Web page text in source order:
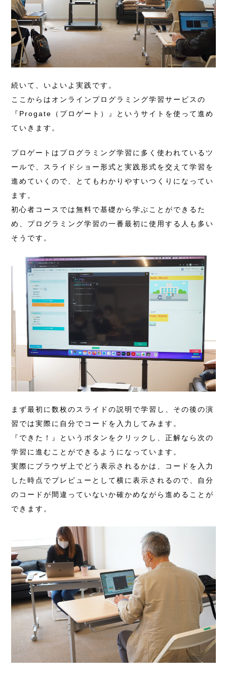
続いて、いよいよ実践です。
ここからはオンラインプログラミング学習サービスの
『Progate（プロゲート）』というサイトを使って進め
ていきます。
プロゲートはプログラミング学習に多く使われているツ
ールで、スライドショー形式と実践形式を交えて学習を
進めていくので、とてもわかりやすいつくりになってい
ます。
初心者コースでは無料で基礎から学ぶことができるた
め、プログラミング学習の一番最初に使用する人も多い
そうです。
まず最初に数枚のスライドの説明で学習し、その後の演
習では実際に自分でコードを入力してみます。
『できた！』というボタンをクリックし、正解なら次の
学習に進むことができるようになっています。
実際にブラウザ上でどう表示されるかは、コードを入力
した時点でプレビューとして横に表示されるので、自分
のコードが間違っていないか確かめながら進めることが
できます。